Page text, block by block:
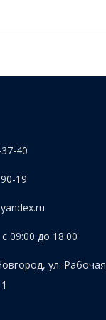
40
19
09:00 до 18:00
ул.